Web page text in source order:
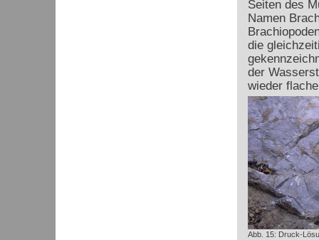
Seiten des
Namen
die
der
wieder
Abb. 15: Druck-